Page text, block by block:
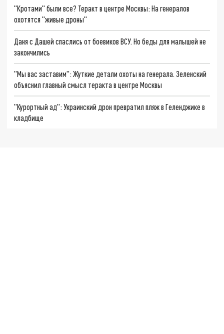
"Кротами" были все? Теракт в центре Москвы: На генералов
охотятся "живые дроны"
Даня с Дашей спаслись от боевиков ВСУ. Но беды для малышей не
закончились
"Мы вас заставим": Жуткие детали охоты на генерала. Зеленский
объяснил главный смысл теракта в центре Москвы
"Курортный ад": Украинский дрон превратил пляж в Геленджике в
кладбище